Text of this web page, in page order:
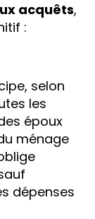
acquêts,
:
selon
les
époux
ménage
dépenses